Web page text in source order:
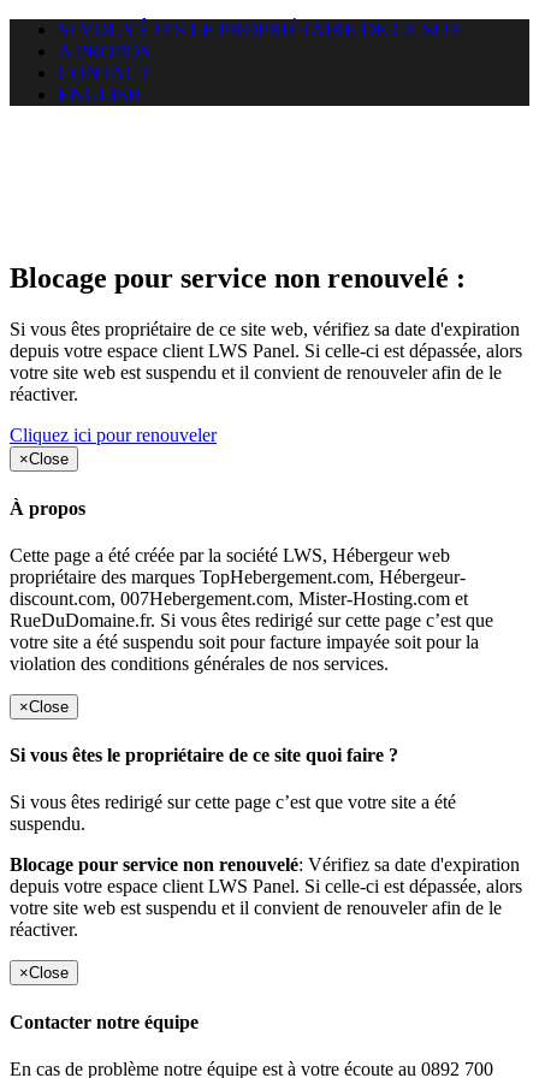
SI VOUS ÊTES LE PROPRIÉTAIRE DE CE SITE
A PROPOS
CONTACT
ENGLISH
Blocage pour service non renouvelé :
Si vous êtes propriétaire de ce site web, vérifiez sa date d'expiration
depuis votre espace client LWS Panel. Si celle-ci est dépassée, alors
votre site web est suspendu et il convient de renouveler afin de le
réactiver.
Cliquez ici pour renouveler
×Close
À propos
Cette page a été créée par la société LWS, Hébergeur web
propriétaire des marques TopHebergement.com, Hébergeur-
discount.com, 007Hebergement.com, Mister-Hosting.com et
RueDuDomaine.fr. Si vous êtes redirigé sur cette page c’est que
votre site a été suspendu soit pour facture impayée soit pour la
violation des conditions générales de nos services.
×Close
Si vous êtes le propriétaire de ce site quoi faire ?
Si vous êtes redirigé sur cette page c’est que votre site a été
suspendu.
Blocage pour service non renouvelé: Vérifiez sa date d'expiration
depuis votre espace client LWS Panel. Si celle-ci est dépassée, alors
votre site web est suspendu et il convient de renouveler afin de le
réactiver.
×Close
Contacter notre équipe
En cas de problème notre équipe est à votre écoute au 0892 700